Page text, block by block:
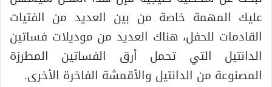
عليك المهمة خاصة من بين العديد من الفتيات
القادمات للحفل، هناك العديد من موديلات فساتين
الدانتيل التي تحمل أرق الفساتين المطرزة
المصنوعة من الدانتيل والأقمشة الفاخرة الأخرى.